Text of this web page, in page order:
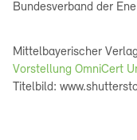
Bundesverband der
Mittelbayerischer
Vorstellung OmniCert
Titelbild: